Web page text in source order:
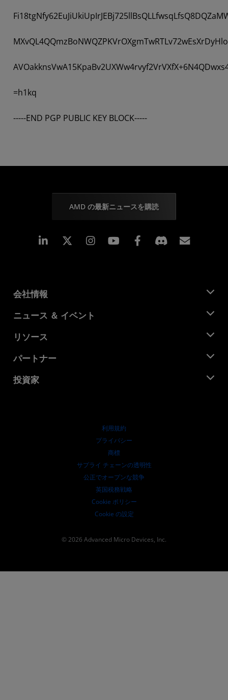
=h1kq
-----END PGP PUBLIC KEY BLOCK-----
AMD の最新ニュースを購読
Linkedin Instagram Facebook
会社情報
AMD について
企業責任
キャリア
お問い合わせ
ニュース ＆ イベント
ニュースルーム
メディア ライブラリ
リソース
デベロッパー セントラル
ケース スタディ
パートナー
AMD パートナー ハブ
投資家
利用規約
プライバシー
商標
サプライ チェーンの透明性
公正でオープンな競争
英国税務戦略
Cookie ポリシー
Cookie の設定
© 2026 Advanced Micro Devices, Inc.